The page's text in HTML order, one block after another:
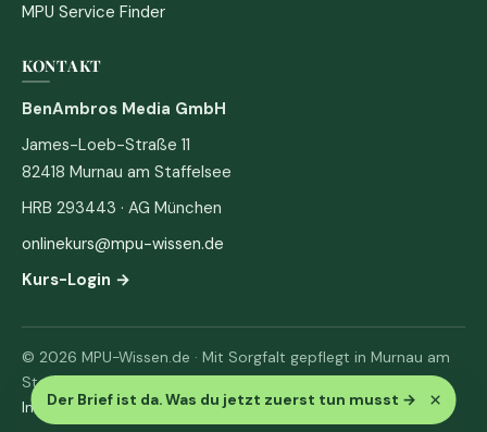
Der Brief ist da. Was du jetzt zuerst tun musst → ×
MPU Service Finder
KONTAKT
BenAmbros Media GmbH
James-Loeb-Straße 11
82418 Murnau am Staffelsee
HRB 293443 · AG München
onlinekurs@mpu-wissen.de
Kurs-Login →
© 2026 MPU-Wissen.de · Mit Sorgfalt gepflegt in Murnau am
Staffelsee
Impressum· Datenschutz & AGB